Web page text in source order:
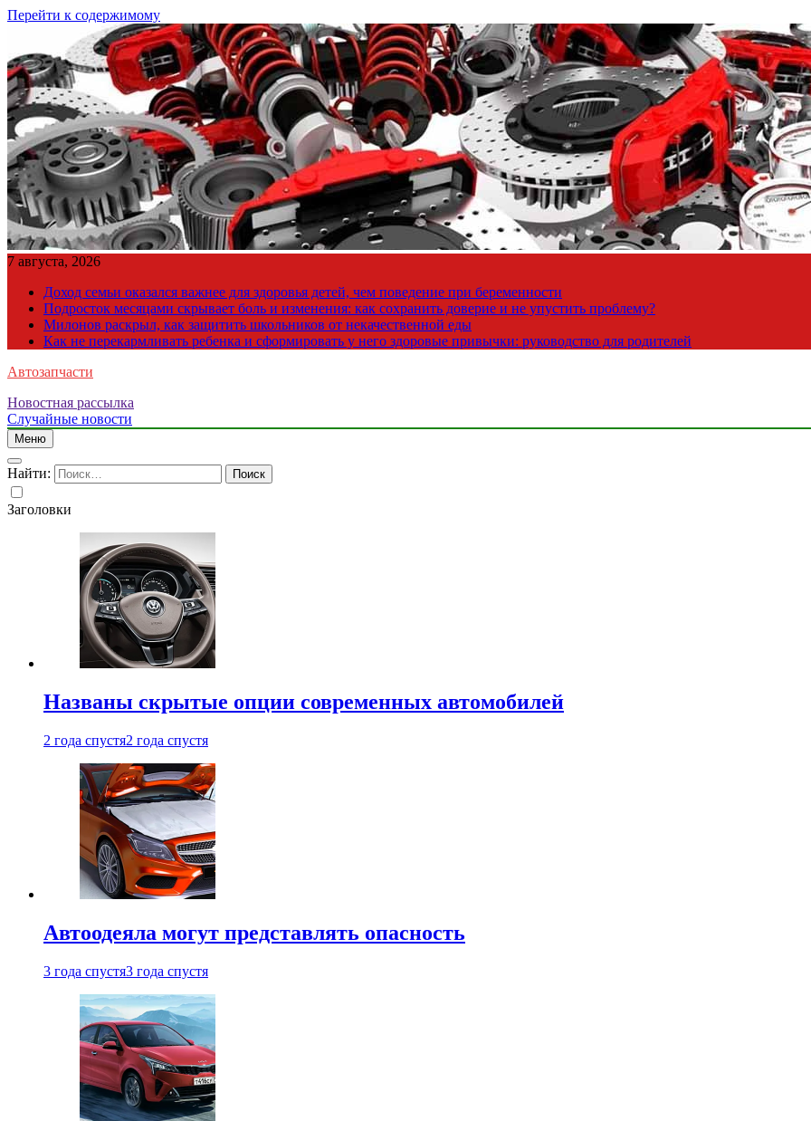
Перейти к содержимому
7 августа, 2026
Доход семьи оказался важнее для здоровья детей, чем поведение при беременности
Подросток месяцами скрывает боль и изменения: как сохранить доверие и не упустить проблему?
Милонов раскрыл, как защитить школьников от некачественной еды
Как не перекармливать ребенка и сформировать у него здоровые привычки: руководство для родителей
Автозапчасти
Новостная рассылка
Случайные новости
Меню
Найти:
Заголовки
Названы скрытые опции современных автомобилей
2 года спустя2 года спустя
Автоодеяла могут представлять опасность
3 года спустя3 года спустя